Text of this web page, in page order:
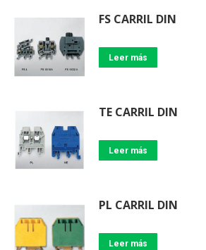
FS CARRIL DIN
Leer más
TE CARRIL DIN
Leer más
PL CARRIL DIN
Leer más